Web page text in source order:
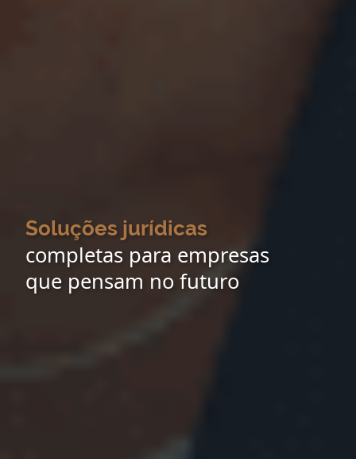
Soluções jurídicas
completas para empresas
que pensam no futuro